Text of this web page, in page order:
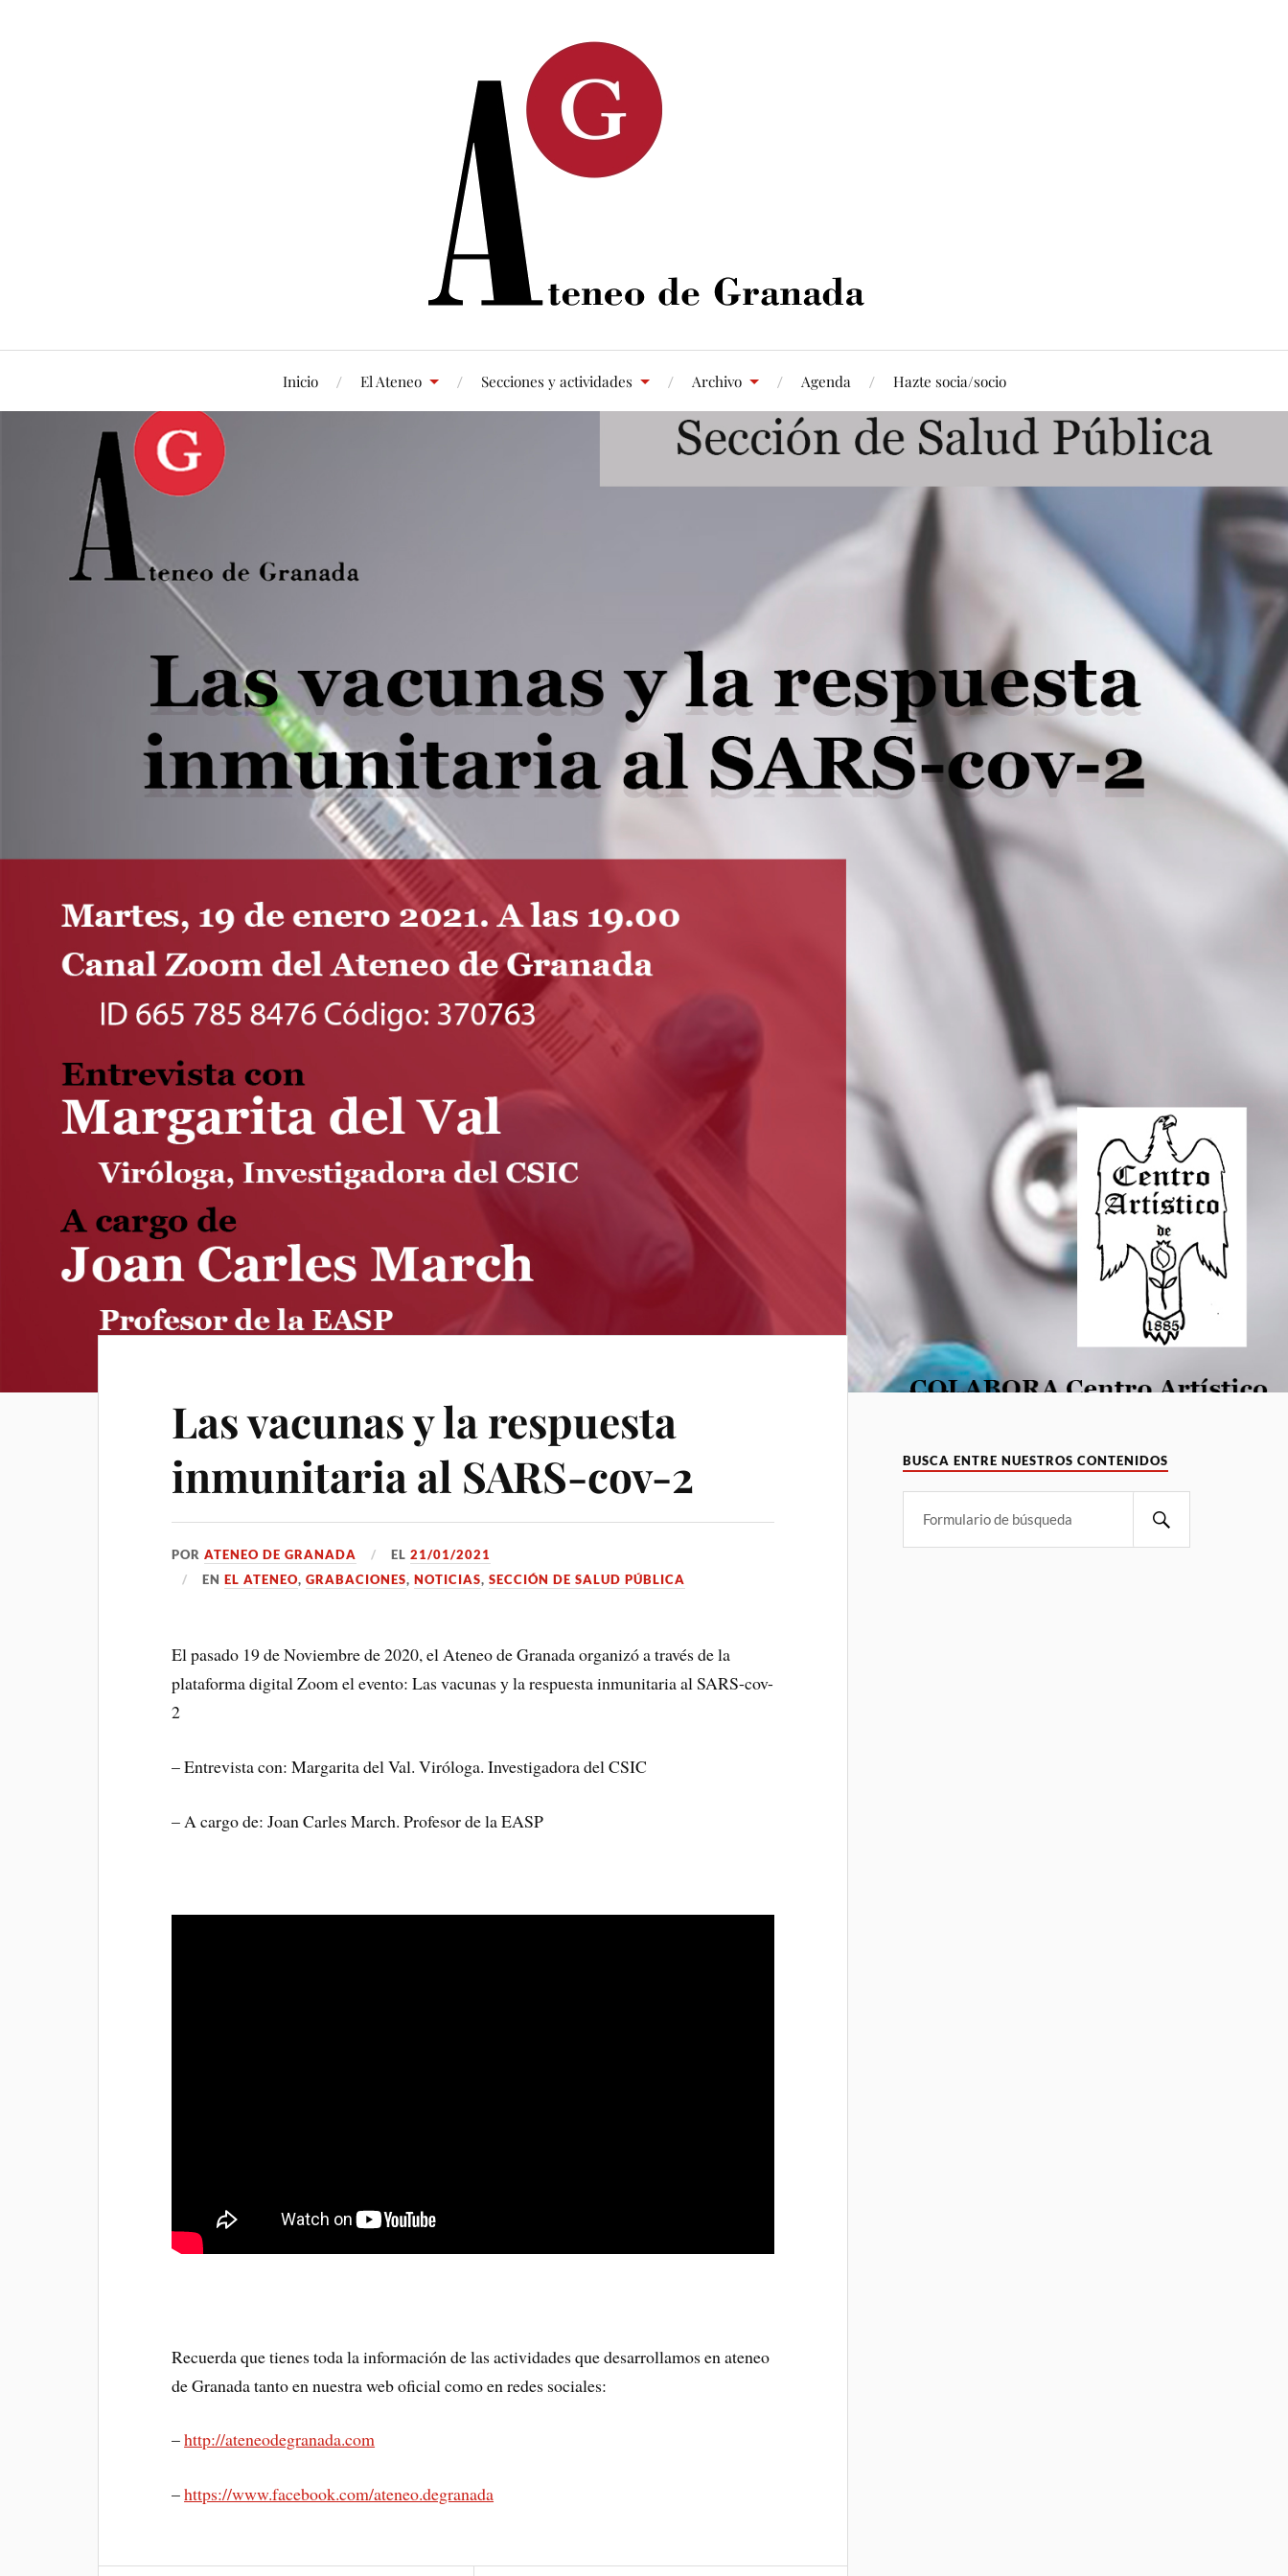
Inicio El Ateneo Secciones y actividades Archivo Agenda Hazte socia/socio
Las vacunas y la respuesta
inmunitaria al SARS-cov-2
PORATENEO DE GRANADA EL21/01/2021
ENEL ATENEO,GRABACIONES,NOTICIAS,SECCIÓN DE SALUD PÚBLICA
El pasado 19 de Noviembre de 2020, el Ateneo de Granada organizó a través de la
plataforma digital Zoom el evento: Las vacunas y la respuesta inmunitaria al SARS-cov-
2
– Entrevista con: Margarita del Val. Viróloga. Investigadora del CSIC
– A cargo de: Joan Carles March. Profesor de la EASP
Recuerda que tienes toda la información de las actividades que desarrollamos en ateneo
de Granada tanto en nuestra web oficial como en redes sociales:
–http://ateneodegranada.com
–https://www.facebook.com/ateneo.degranada
BUSCA ENTRE NUESTROS CONTENIDOS